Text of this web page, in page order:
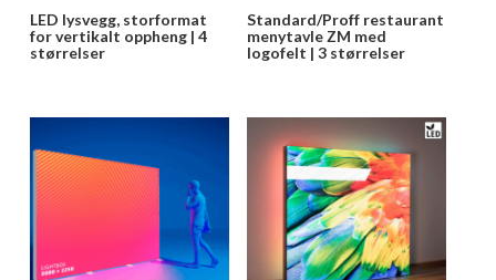
LED lysvegg, storformat
for vertikalt oppheng | 4
størrelser
Standard/Proff restaurant
menytavle ZM med
logofelt | 3 størrelser